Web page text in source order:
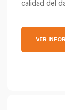
calidad del
VER